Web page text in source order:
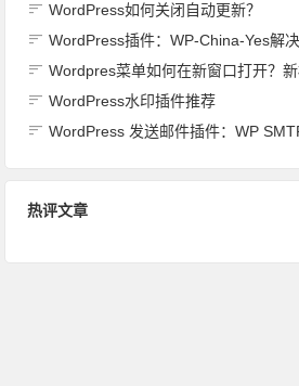
WordPress如何关闭自动更新？
WordPress插件：WP-China-Yes解决国内访问
Wordpres菜单如何在新窗口打开？新
WordPress水印插件推荐
WordPress 发送邮件插件：WP
热评文章